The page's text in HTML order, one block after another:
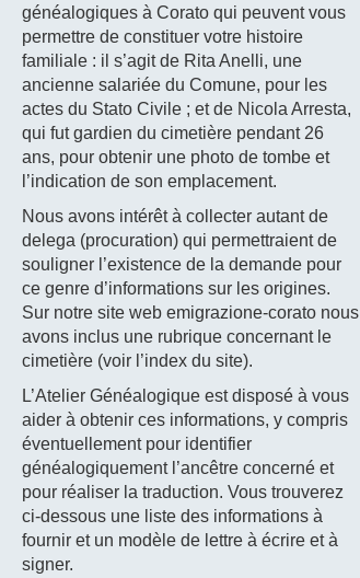
généalogiques à Corato qui peuvent vous
permettre de constituer votre histoire
familiale : il s’agit de Rita Anelli, une
ancienne salariée du Comune, pour les
actes du Stato Civile ; et de Nicola Arresta,
qui fut gardien du cimetière pendant 26
ans, pour obtenir une photo de tombe et
l’indication de son emplacement.
Nous avons intérêt à collecter autant de
delega (procuration) qui permettraient de
souligner l’existence de la demande pour
ce genre d’informations sur les origines.
Sur notre site web emigrazione-corato nous
avons inclus une rubrique concernant le
cimetière (voir l’index du site).
L’Atelier Généalogique est disposé à vous
aider à obtenir ces informations, y compris
éventuellement pour identifier
généalogiquement l’ancêtre concerné et
pour réaliser la traduction. Vous trouverez
ci-dessous une liste des informations à
fournir et un modèle de lettre à écrire et à
signer.